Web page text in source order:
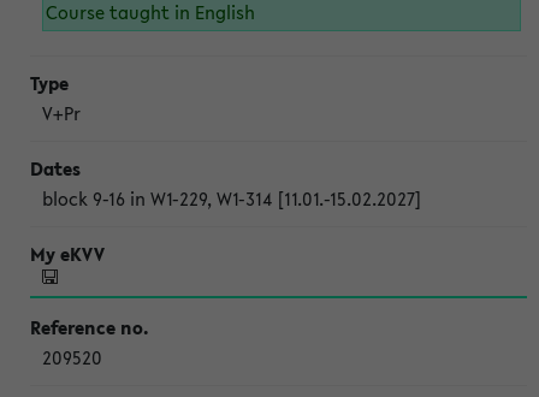
Course taught in English
V+Pr
block 9-16 in W1-229, W1-314 [11.01.-15.02.2027]
209520